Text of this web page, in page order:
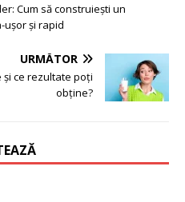
Cum să construiești un
ușor și rapid
URMĂTOR
ce rezultate poți
obține?